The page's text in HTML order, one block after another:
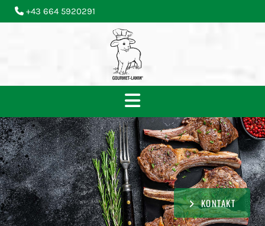
 +43 664 5920291
KONTAKT